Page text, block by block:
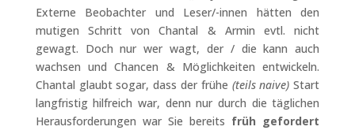
Externe Beobachter und Leser/-innen hätten den
mutigen Schritt von Chantal & Armin evtl. nicht
gewagt. Doch nur wer wagt, der / die kann auch
wachsen und Chancen & Möglichkeiten entwickeln.
Chantal glaubt sogar, dass der frühe (teils naive) Start
langfristig hilfreich war, denn nur durch die täglichen
Herausforderungen war Sie bereits früh gefordert